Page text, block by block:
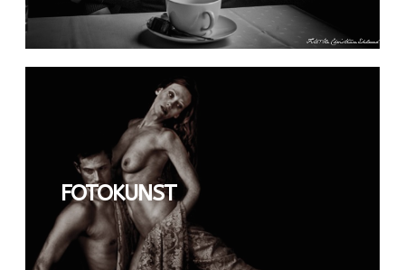
FOTOKUNST